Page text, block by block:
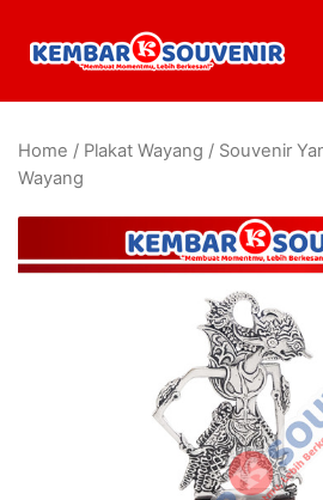
Home / Plakat Wayang / Souvenir
Wayang